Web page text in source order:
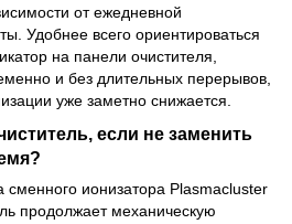
от ежедневной
Удобнее всего ориентироваться
на панели очистителя,
и без длительных перерывов,
уже заметно снижается.
если не заменить
сменного ионизатора Plasmacluster
продолжает механическую